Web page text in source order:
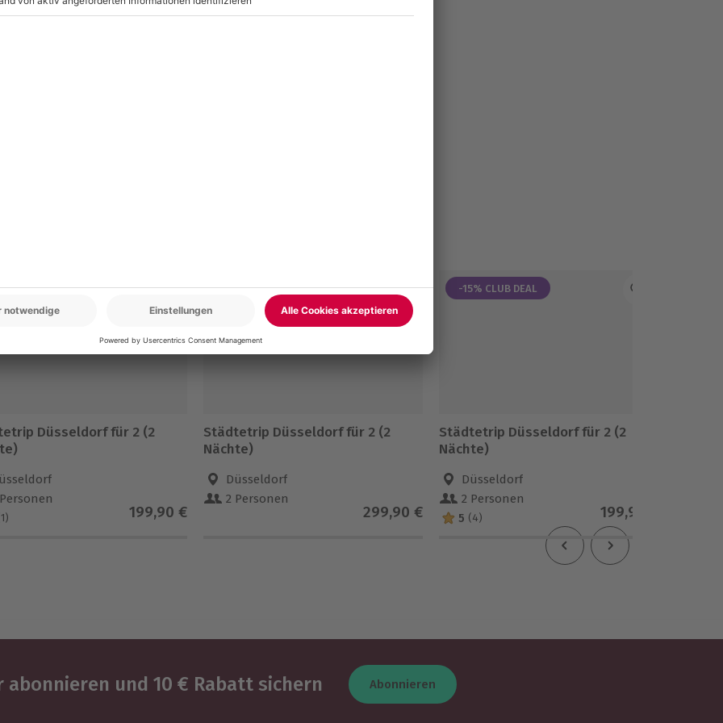
Düsseldorf für 2 (2
199,90 €
Städtetrip Düsseldorf für 2 (2
Nächte)
Düsseldorf
2 Personen
299,90 €
-15% CLUB DEAL
Städtetrip Düsseldorf für 2 (2
Nächte)
Düsseldorf
2 Personen
5 (4) 199,90 €
abonnieren und 10 € Rabatt sichern Abonnieren